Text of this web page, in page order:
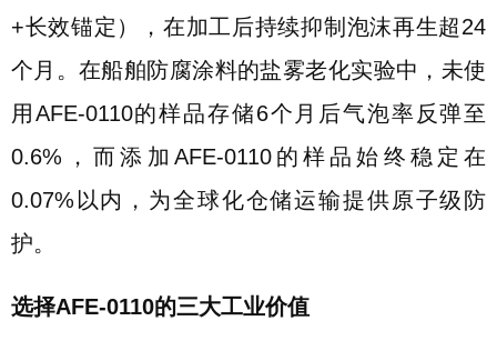
+长效锚定），在加工后持续抑制泡沫再生超24
个月。在船舶防腐涂料的盐雾老化实验中，未使
用AFE-0110的样品存储6个月后气泡率反弹至
0.6%，而添加AFE-0110的样品始终稳定在
0.07%以内，为全球化仓储运输提供原子级防
护。
选择AFE-0110的三大工业价值